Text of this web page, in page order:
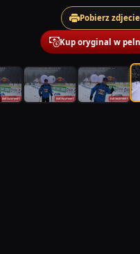
Pobierz
Kup oryginal w